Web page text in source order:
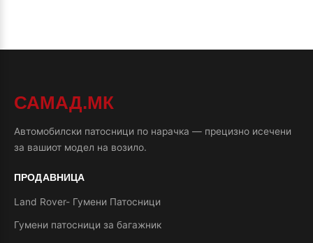
САМАД.МК
Автомобилски патосници по нарачка — прецизно исечени
за вашиот модел на возило.
ПРОДАВНИЦА
Land Rover- Гумени Патосници
Гумени патосници за багажник